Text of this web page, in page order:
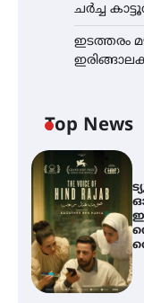
ചർച്ച
ഇടത്തരം
Top News